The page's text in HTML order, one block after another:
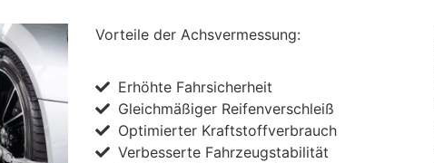
Vorteile der Achsvermessung:
Erhöhte Fahrsicherheit
Gleichmäßiger Reifenverschleiß
Optimierter Kraftstoffverbrauch
Verbesserte Fahrzeugstabilität